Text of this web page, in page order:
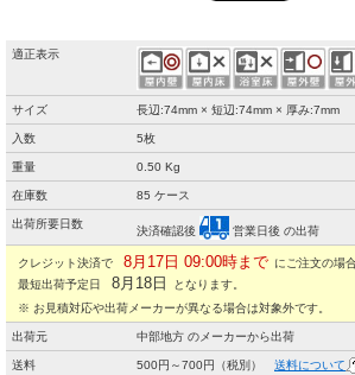
適正表示
サイズ 長辺:74mm × 短辺:74mm × 厚み:7mm
入数 5枚
重量 0.50 Kg
在庫数 85 ケース
出荷所要日数
決済確認後 営業日後 の出荷
クレジット決済で 8月17日 09:00時まで にご注文の場合
最短出荷予定日
8月18日
となります。
※ お見積対応や出荷メーカーが異なる場合は対象外です。
出荷元 中部地方 のメーカーから出荷
送料 500円～700円（税別） 送料について